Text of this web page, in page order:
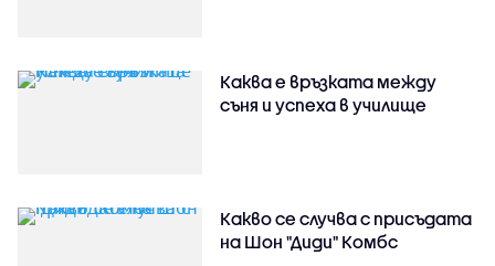
Каква е връзката между
съня и успеха в училище
Какво се случва с присъдата
на Шон "Диди" Комбс